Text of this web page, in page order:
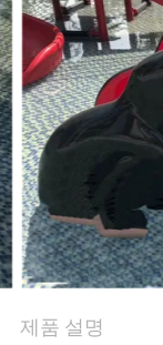
하
기
조
회
를
요
청
제품 설명